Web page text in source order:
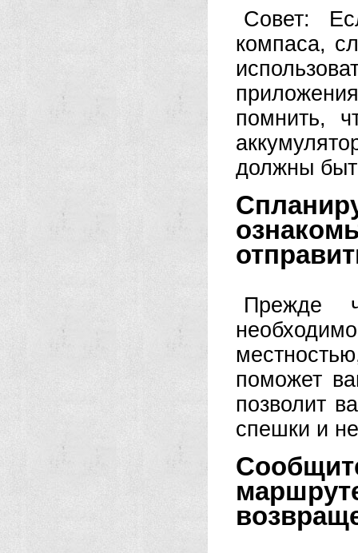
Совет:
компаса,
помнить,
должны
Прежде
поможет
позволит
спешки и